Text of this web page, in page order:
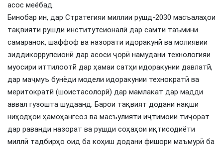
асос меёбад.
Бинобар ин, дар Стратегияи миллии рушд-2030 масъалаҳои
тақвияти рушди институтсионалӣ дар самти таъмини
самаранок, шаффоф ва назорати идоракунӣ ва молиявии
зиддикоррупсионӣ дар асоси ҷорӣ намудани технологияи
муосири иттилоотӣ дар ҳамаи сатҳи идоракунии давлатӣ,
дар маҷмуъ бунёди модели идоракунии технократӣ ва
меритократӣ (шоистасолорӣ) дар мамлакат дар мадди
аввал гузошта шудаанд. Барои тақвият додани нақши
ниҳодҳои ҳамоҳангсоз ва масъулияти иҷтимоии тиҷорат
дар раванди назорат ва рушди соҳаҳои иқтисодиёти
миллӣ тадбирҳо оид ба коҳиш додани фишори маъмурӣ ба